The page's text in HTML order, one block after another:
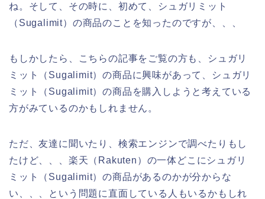
ね。そして、その時に、初めて、シュガリミット
（Sugalimit）の商品のことを知ったのですが、、、
もしかしたら、こちらの記事をご覧の方も、シュガリ
ミット（Sugalimit）の商品に興味があって、シュガリ
ミット（Sugalimit）の商品を購入しようと考えている
方がみているのかもしれません。
ただ、友達に聞いたり、検索エンジンで調べたりもし
たけど、、、楽天（Rakuten）の一体どこにシュガリ
ミット（Sugalimit）の商品があるのかが分からな
い、、、という問題に直面している人もいるかもしれ